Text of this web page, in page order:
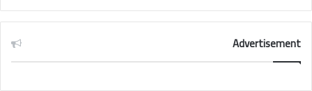
Advertisement